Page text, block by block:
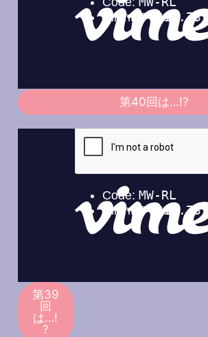
第40回は…!?
第39
回
は…!
?